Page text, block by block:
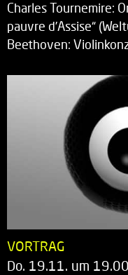
Charles Tournemire:
pauvre d’Assise“
Beethoven:
VORTRAG
Do. 19.11. um